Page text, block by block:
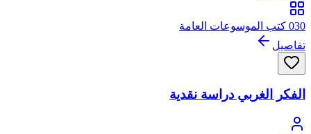
030 كتب الموسوعات العامة
تفاصيل
الفكر الغربي دراسة نقدية